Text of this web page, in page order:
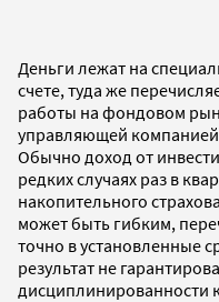
Деньги лежат на
счете, туда же
работы на фондовом
управляющей
Обычно доход от
редких случаях раз в
накопительного
может быть гибким,
точно в установленные
результат не
дисциплинированности